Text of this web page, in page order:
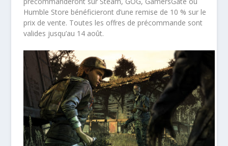
Humble Store bénéficieront d’une remise de 10 % sur le
prix de vente. Toutes les offres de précommande sont
valides jusqu’au 14 août.